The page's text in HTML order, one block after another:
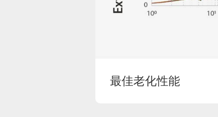
最佳老化性能